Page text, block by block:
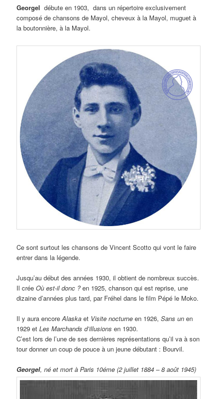
Georgel débute en 1903, dans un répertoire exclusivement
composé de chansons de Mayol, cheveux à la Mayol, muguet à
la boutonnière, à la Mayol.
Ce sont surtout les chansons de Vincent Scotto qui vont le faire
entrer dans la légende.
Jusqu’au début des années 1930, il obtient de nombreux succès.
Il créeOù est-il donc ?en 1925, chanson qui est reprise, une
dizaine d’années plus tard, par Fréhel dans le film Pépé le Moko.
Il y aura encoreAlaska et Visite nocturne en 1926,Sans un en
1929 etLes Marchands d’illusions en 1930.
C’est lors de l’une de ses dernières représentations qu’il va à son
tour donner un coup de pouce à un jeune débutant : Bourvil.
Georgel, né et mort à Paris 10éme (2 juillet 1884 – 8 août 1945)